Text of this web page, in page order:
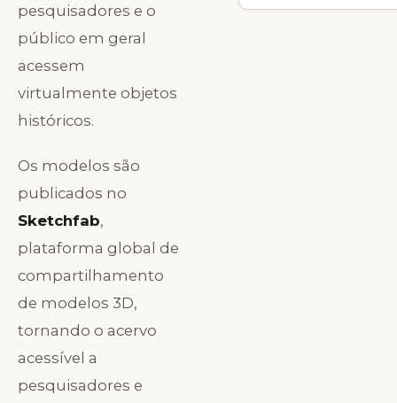
pesquisadores e o
público em geral
acessem
virtualmente objetos
históricos.
Os modelos são
publicados no
Sketchfab,
plataforma global de
compartilhamento
de modelos 3D,
tornando o acervo
acessível a
pesquisadores e